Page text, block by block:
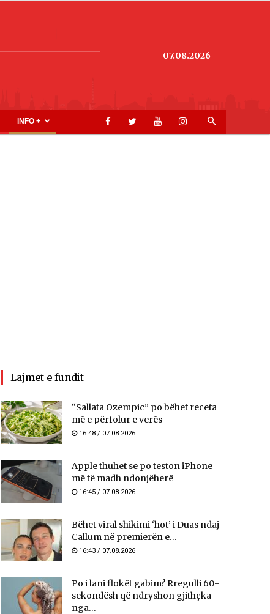
07.08.2026
INFO +
Lajmet e fundit
“Sallata Ozempic” po bëhet receta
më e përfolur e verës
16:48 / 07.08.2026
Apple thuhet se po teston iPhone
më të madh ndonjëherë
16:45 / 07.08.2026
Bëhet viral shikimi ‘hot’ i Duas ndaj
Callum në premierën e...
16:43 / 07.08.2026
Po i lani flokët gabim? Rregulli 60-
sekondësh që ndryshon gjithçka
nga...